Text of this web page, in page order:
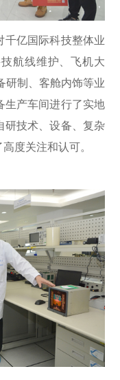
千亿国际科技整体业
航线维护、飞机大
研制、客舱内饰等业
生产车间进行了实地
研技术、设备、复杂
度关注和认可。